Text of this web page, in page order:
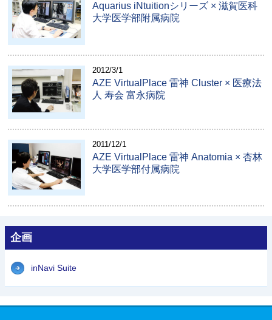
Aquarius iNtuitionシリーズ × 滋賀医科
大学医学部附属病院
2012/3/1
AZE VirtualPlace 雷神 Cluster × 医療法
人 寿会 富永病院
2011/12/1
AZE VirtualPlace 雷神 Anatomia × 杏林
大学医学部付属病院
企画
inNavi Suite